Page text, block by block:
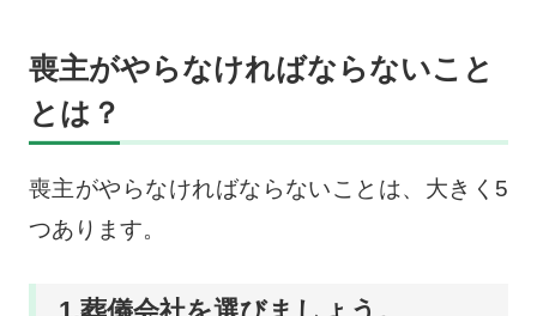
喪主がやらなければならないこと
とは？
喪主がやらなければならないことは、大きく5
つあります。